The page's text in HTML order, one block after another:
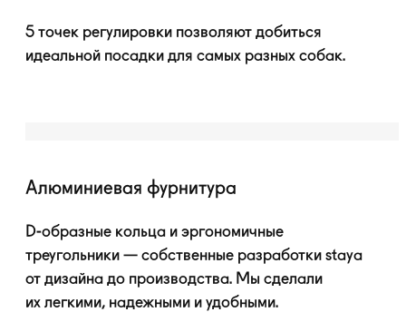
5 точек регулировки позволяют добиться
идеальной посадки для самых разных собак.
Алюминиевая фурнитура
D-образные кольца и эргономичные
треугольники — собственные разработки staya
от дизайна до производства. Мы сделали
их легкими, надежными и удобными.